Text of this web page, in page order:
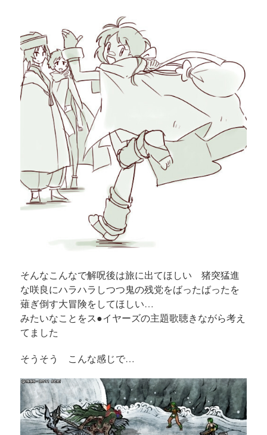
そんなこんなで解呪後は旅に出てほしい 猪突猛進
な咲良にハラハラしつつ鬼の残党をばったばったを
薙ぎ倒す大冒険をしてほしい…
みたいなことをス●イヤーズの主題歌聴きながら考え
てました
そうそう こんな感じで…